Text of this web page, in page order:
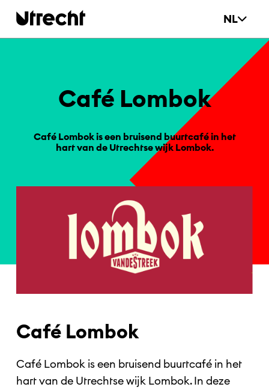
NL
Café Lom­bok
Café Lombok is een bruisend buurtcafé in het
hart van de Utrechtse wijk Lombok.
Café Lombok
Café Lombok is een bruisend buurtcafé in het
hart van de Utrechtse wijk Lombok. In deze